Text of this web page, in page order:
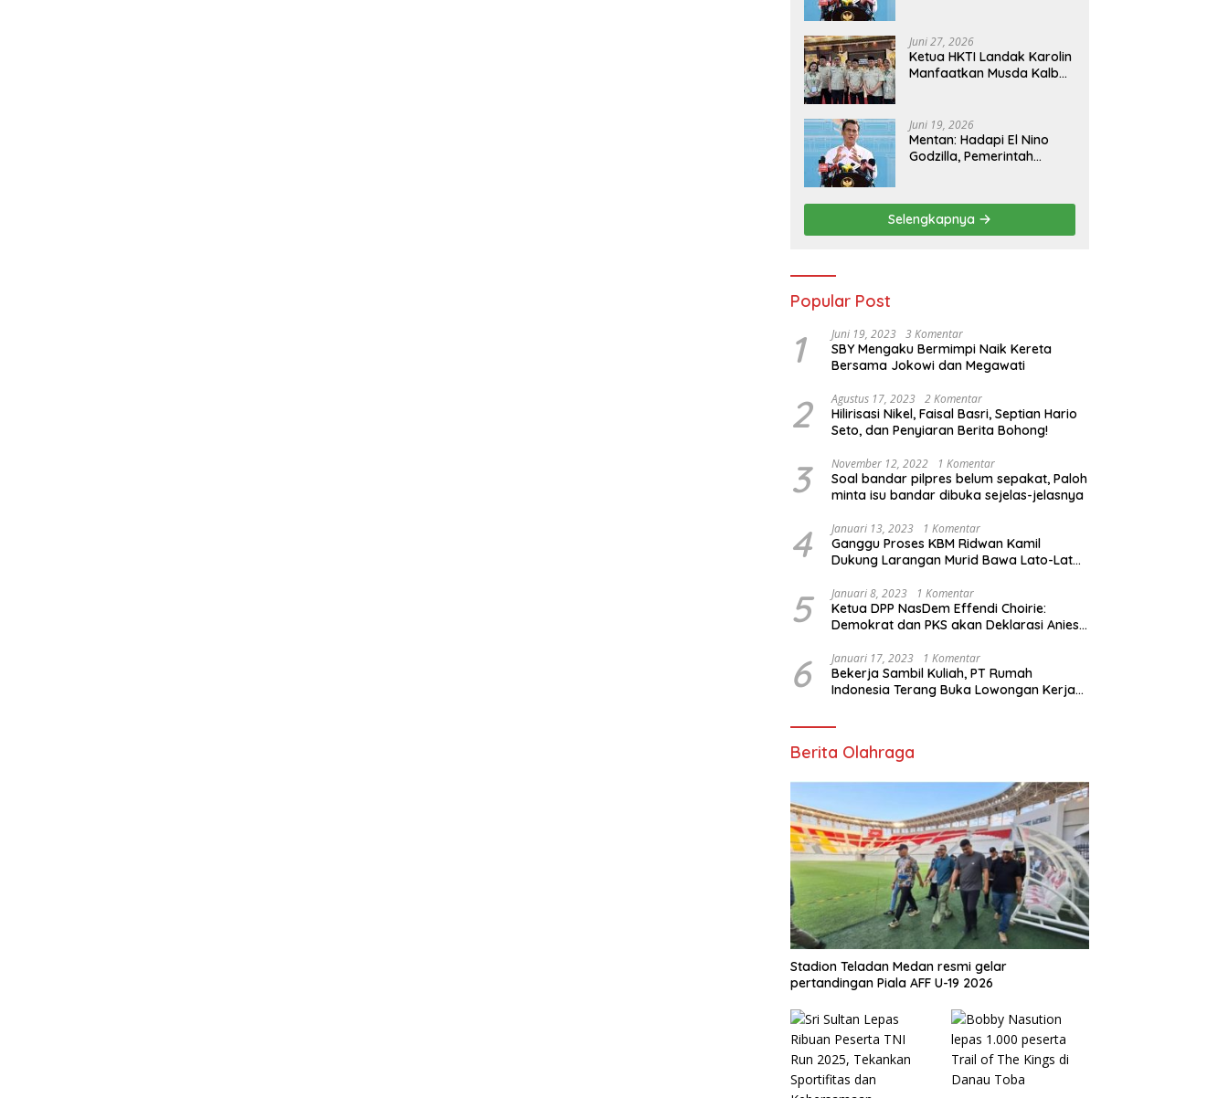
Juni 27, 2026
Ketua HKTI Landak Karolin
Manfaatkan Musda Kalbar
Juni 19, 2026
Mentan: Hadapi El Nino
Godzilla, Pemerintah
Infrastruktur Pertanian
Nasional
Selengkapnya
Popular Post
1 Juni 19, 2023 3 Komentar
SBY Mengaku Bermimpi Naik Kereta
Bersama Jokowi dan Megawati
2 Agustus 17, 2023 2 Komentar
Hilirisasi Nikel, Faisal Basri, Septian Hario
Seto, dan Penyiaran Berita Bohong!
3 November 12, 2022 1 Komentar
Soal bandar pilpres belum sepakat, Paloh
minta isu bandar dibuka sejelas-jelasnya
4 Januari 13, 2023 1 Komentar
Ganggu Proses KBM Ridwan Kamil
Dukung Larangan Murid Bawa Lato-Lato
5 Januari 8, 2023 1 Komentar
Ketua DPP NasDem Effendi Choirie:
Demokrat dan PKS akan Deklarasi Anies
6 Januari 17, 2023 1 Komentar
Bekerja Sambil Kuliah, PT Rumah
Indonesia Terang Buka Lowongan Kerja
Berita Olahraga
Stadion Teladan Medan resmi gelar
pertandingan Piala AFF U-19 2026